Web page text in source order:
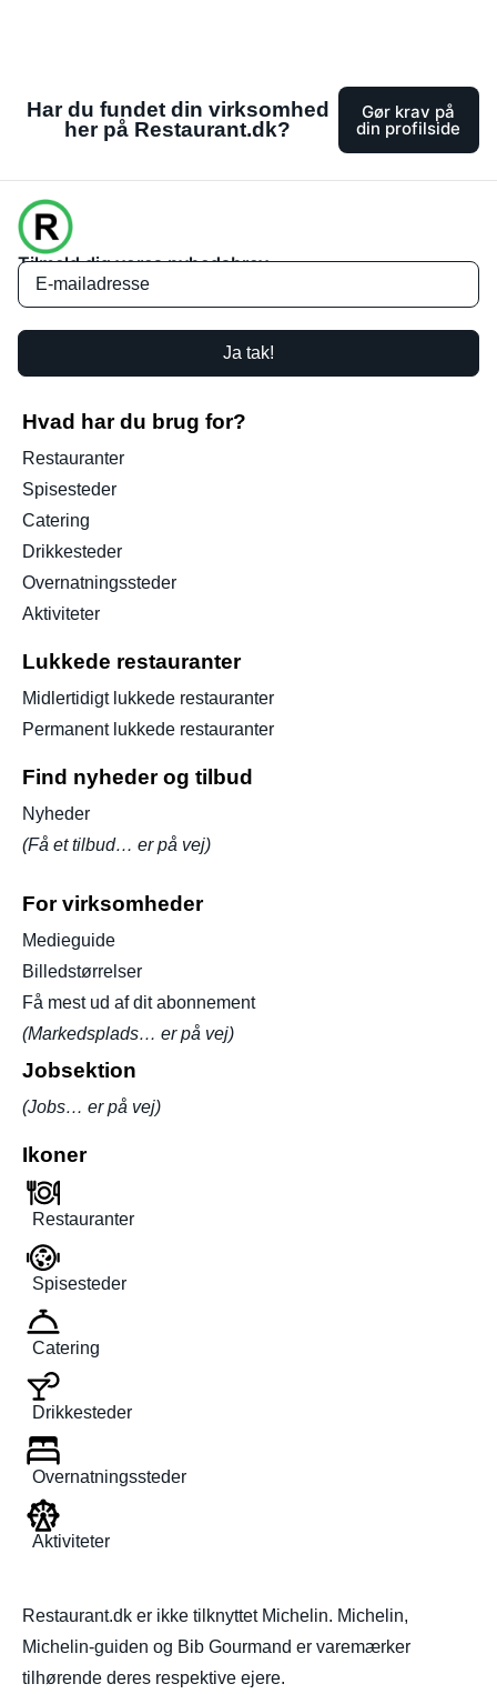
Har du fundet din virksomhed
her på Restaurant.dk?
Gør krav på
din profilside
Tilmeld dig vores nyhedsbrev
Ja tak!
Hvad har du brug for?
Restauranter
Spisesteder
Catering
Drikkesteder
Overnatningssteder
Aktiviteter
Lukkede restauranter
Midlertidigt lukkede restauranter
Permanent lukkede restauranter
Find nyheder og tilbud
Nyheder
(Få et tilbud… er på vej)
For virksomheder
Medieguide
Billedstørrelser
Få mest ud af dit abonnement
(Markedsplads… er på vej)
Jobsektion
(Jobs… er på vej)
Ikoner
Restauranter
Spisesteder
Catering
Drikkesteder
Overnatningssteder
Aktiviteter
Restaurant.dk er ikke tilknyttet Michelin. Michelin,
Michelin-guiden og Bib Gourmand er varemærker
tilhørende deres respektive ejere.